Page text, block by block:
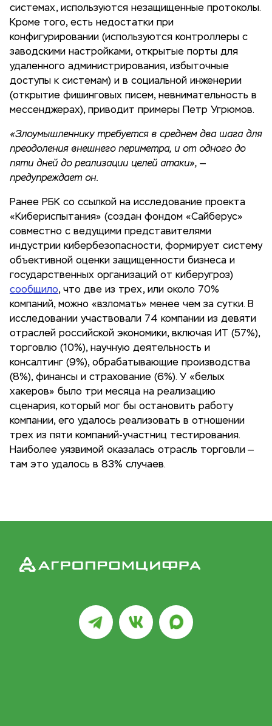
системах, используются незащищенные протоколы.
Кроме того, есть недостатки при
конфигурировании (используются контроллеры с
заводскими настройками, открытые порты для
удаленного администрирования, избыточные
доступы к системам) и в социальной инженерии
(открытие фишинговых писем, невнимательность в
мессенджерах), приводит примеры Петр Угрюмов.
«Злоумышленнику требуется в среднем два шага для
преодоления внешнего периметра, и от одного до
пяти дней до реализации целей атаки», —
предупреждает он.
Ранее РБК со ссылкой на исследование проекта
«Кибериспытания» (создан фондом «Сайберус»
совместно с ведущими представителями
индустрии кибербезопасности, формирует систему
объективной оценки защищенности бизнеса и
государственных организаций от киберугроз)
сообщило, что две из трех, или около 70%
компаний, можно «взломать» менее чем за сутки. В
исследовании участвовали 74 компании из девяти
отраслей российской экономики, включая ИТ (57%),
торговлю (10%), научную деятельность и
консалтинг (9%), обрабатывающие производства
(8%), финансы и страхование (6%). У «белых
хакеров» было три месяца на реализацию
сценария, который мог бы остановить работу
компании, его удалось реализовать в отношении
трех из пяти компаний-участниц тестирования.
Наиболее уязвимой оказалась отрасль торговли —
там это удалось в 83% случаев.